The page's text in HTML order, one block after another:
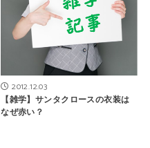
2012.12.03
【雑学】サンタクロースの衣装は
なぜ赤い？